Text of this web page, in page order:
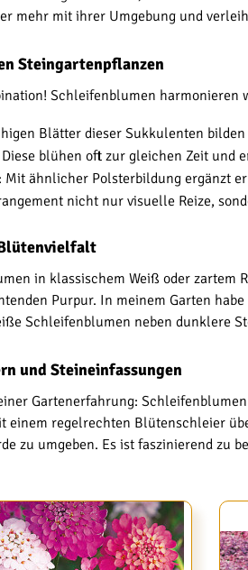
mehr mit ihrer Umgebung und
Steingartenpflanzen
Schleifenblumen
Blätter dieser Sukkulenten
blühen oft zur gleichen Zeit und
Mit ähnlicher Polsterbildung ergänzt
nicht nur visuelle Reize,
in klassischem Weiß oder
Purpur. In meinem Garten
Schleifenblumen neben dunklere
und Steineinfassungen
Gartenerfahrung:
einem regelrechten Blütenschleier
zu umgeben. Es ist faszinierend